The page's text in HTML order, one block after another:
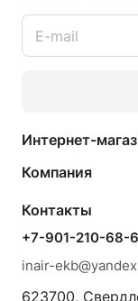
Интернет-
Компания
Контакты
+7-901-210-68-
inair-
623700,